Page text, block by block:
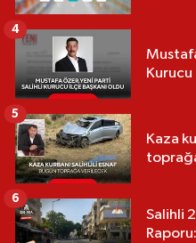
Kurucu
4
Kaza
5
Salihli
6